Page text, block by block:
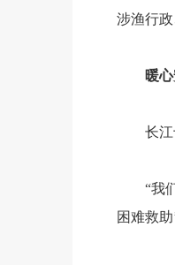
涉渔行
暖
长
“我
困难救助